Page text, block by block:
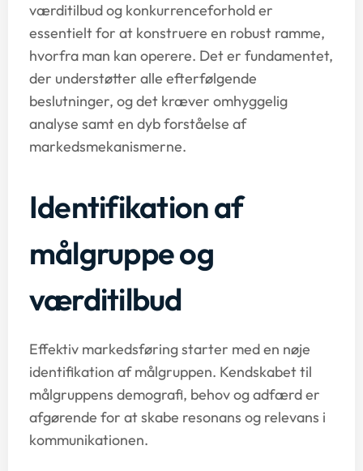
værditilbud og konkurrenceforhold er
essentielt for at konstruere en robust ramme,
hvorfra man kan operere. Det er fundamentet,
der understøtter alle efterfølgende
beslutninger, og det kræver omhyggelig
analyse samt en dyb forståelse af
markedsmekanismerne.
Identifikation af
målgruppe og
værditilbud
Effektiv markedsføring starter med en nøje
identifikation af målgruppen. Kendskabet til
målgruppens demografi, behov og adfærd er
afgørende for at skabe resonans og relevans i
kommunikationen.